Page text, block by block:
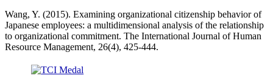
Wang, Y. (2015). Examining organizational citizenship behavior of
Japanese employees: a multidimensional analysis of the relationship
to organizational commitment. The International Journal of Human
Resource Management, 26(4), 425-444.